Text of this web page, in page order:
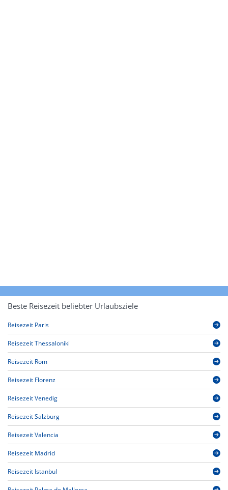
Beste Reisezeit beliebter Urlaubsziele
Reisezeit Paris
Reisezeit Thessaloniki
Reisezeit Rom
Reisezeit Florenz
Reisezeit Venedig
Reisezeit Salzburg
Reisezeit Valencia
Reisezeit Madrid
Reisezeit Istanbul